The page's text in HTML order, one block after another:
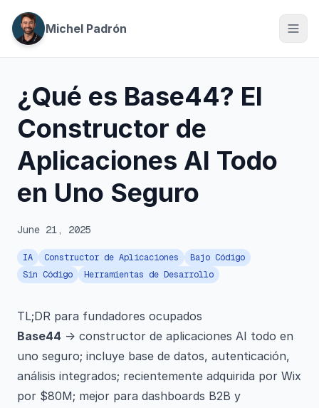
Michel Padrón
¿Qué es Base44? El
Constructor de
Aplicaciones AI Todo
en Uno Seguro
June 21, 2025
IA Constructor de Aplicaciones
Bajo Código
Sin Código
Herramientas de Desarrollo
TL;DR para fundadores ocupados
Base44 → constructor de aplicaciones AI todo en
uno seguro; incluye base de datos, autenticación,
análisis integrados; recientemente adquirida por Wix
por $80M; mejor para dashboards B2B y